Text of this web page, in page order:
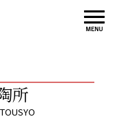
所